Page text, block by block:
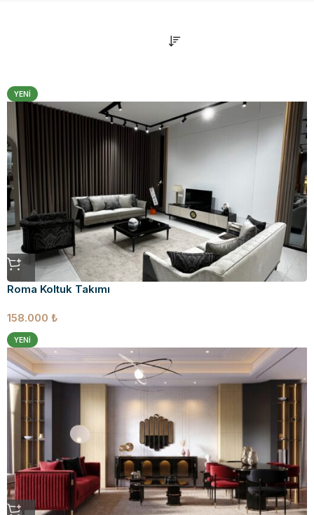
YENI
Roma Koltuk Takımı
158.000 ₺
YENI